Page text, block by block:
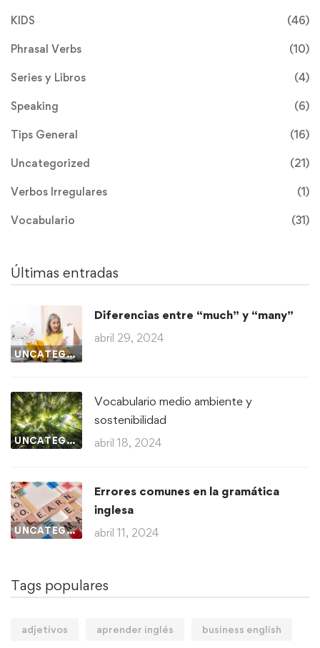
KIDS (46)
Phrasal Verbs (10)
Series y Libros (4)
Speaking (6)
Tips General (16)
Uncategorized (21)
Verbos Irregulares (1)
Vocabulario (31)
Últimas entradas
UNCATEGORIZED
Diferencias entre “much” y “many”
abril 29, 2024
UNCATEGORIZED
Vocabulario medio ambiente y
sostenibilidad
abril 18, 2024
UNCATEGORIZED
Errores comunes en la gramática
inglesa
abril 11, 2024
Tags populares
adjetivos aprender inglés business english